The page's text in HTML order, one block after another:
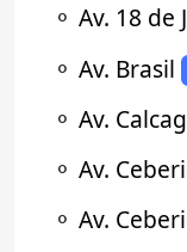
⚬ Av. 18 de
⚬ Av. Brasil
⚬ Av.
⚬ Av.
⚬ Av.